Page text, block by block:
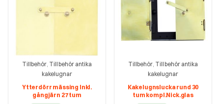
Tillbehör, Tillbehör antika
kakelugnar
Ytterdörr mässing Inkl.
gångjärn 27 tum
Tillbehör, Tillbehör antika
kakelugnar
Kakelugnslucka rund 30
tum kompl.Nick.glas